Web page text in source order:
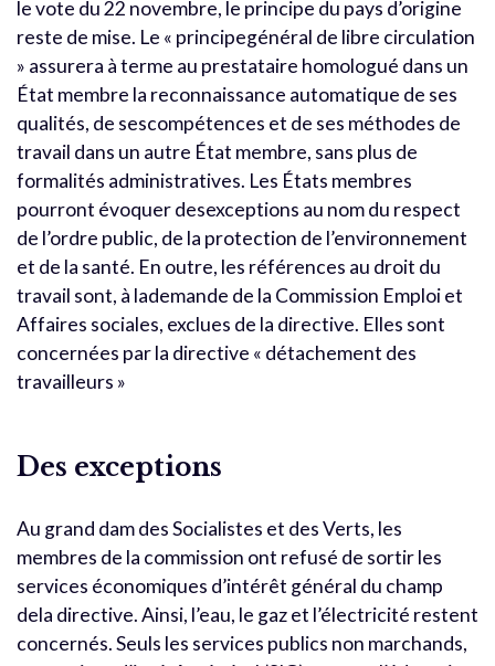
le vote du 22 novembre, le principe du pays d’origine
reste de mise. Le « principegénéral de libre circulation
» assurera à terme au prestataire homologué dans un
État membre la reconnaissance automatique de ses
qualités, de sescompétences et de ses méthodes de
travail dans un autre État membre, sans plus de
formalités administratives. Les États membres
pourront évoquer desexceptions au nom du respect
de l’ordre public, de la protection de l’environnement
et de la santé. En outre, les références au droit du
travail sont, à lademande de la Commission Emploi et
Affaires sociales, exclues de la directive. Elles sont
concernées par la directive « détachement des
travailleurs »
Des exceptions
Au grand dam des Socialistes et des Verts, les
membres de la commission ont refusé de sortir les
services économiques d’intérêt général du champ
dela directive. Ainsi, l’eau, le gaz et l’électricité restent
concernés. Seuls les services publics non marchands,